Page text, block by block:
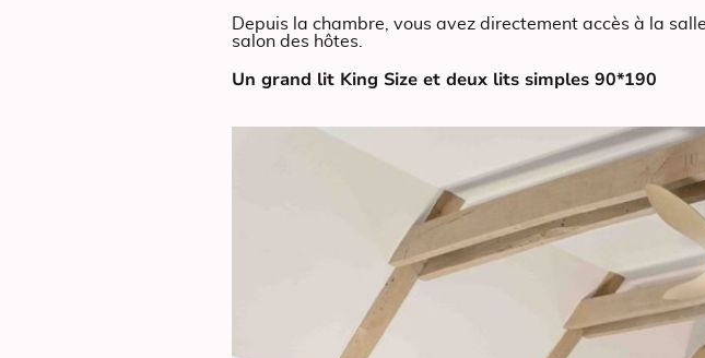
Depuis la chambre, vous avez directement accès à la
salon des hôtes.
Un grand lit King Size et deux lits simples 90*190